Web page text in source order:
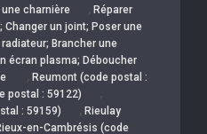
charnière , Réparer
un joint; Poser une
Brancher une
écran plasma; Déboucher
, Reumont (code postal :
postal : 59122) ,
: 59159) , Rieulay
en-Cambrésis (code